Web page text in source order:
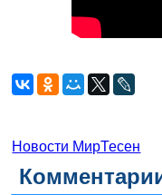
Новости МирТесен